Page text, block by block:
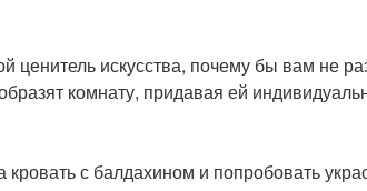
искусства, почему бы вам не
комнату, придавая ей
с балдахином и попробовать